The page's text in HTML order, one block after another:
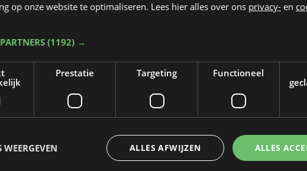
op onze website te optimaliseren. Lees hier alles over ons privacy- en
(1192) →
Prestatie Targeting Functioneel
ALLES
ALLES AFWIJZEN
WEERGEVEN